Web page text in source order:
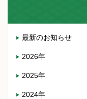
最新のお知らせ
2026年
2025年
2024年